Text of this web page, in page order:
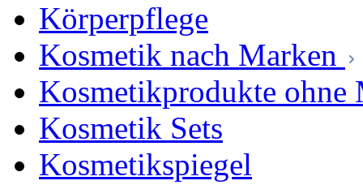
Körperpflege
Kosmetik nach Marken
Kosmetikprodukte
Kosmetik Sets
Kosmetikspiegel